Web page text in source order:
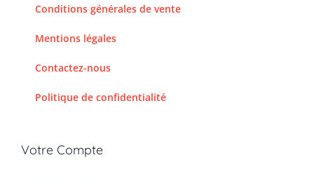
Conditions générales de vente
Mentions légales
Contactez-nous
Politique de confidentialité
Votre Compte